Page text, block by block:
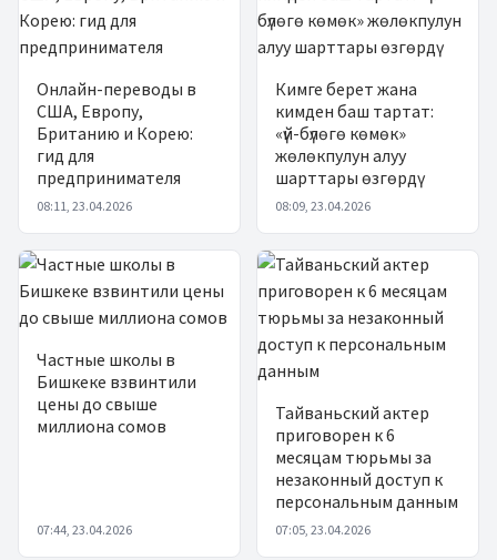
Онлайн-переводы в
США, Европу,
Британию и Корею:
гид для
предпринимателя
08:11, 23.04.2026
Кимге берет жана
кимден баш тартат:
«үй-бүлөгө көмөк»
жөлөкпулун алуу
шарттары өзгөрдү
08:09, 23.04.2026
Частные школы в
Бишкеке взвинтили
цены до свыше
миллиона сомов
07:44, 23.04.2026
Тайваньский актер
приговорен к 6
месяцам тюрьмы за
незаконный доступ к
персональным данным
07:05, 23.04.2026